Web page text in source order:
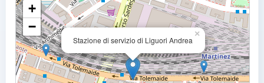
Stazione di servizio di Liguori Andrea
×
+
−